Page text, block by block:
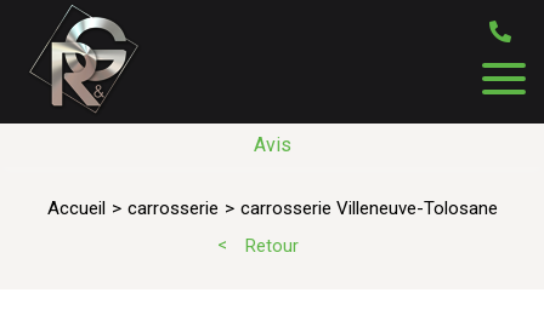
Avis
Accueil carrosserie
carrosserie Villeneuve-Tolosane
Retour